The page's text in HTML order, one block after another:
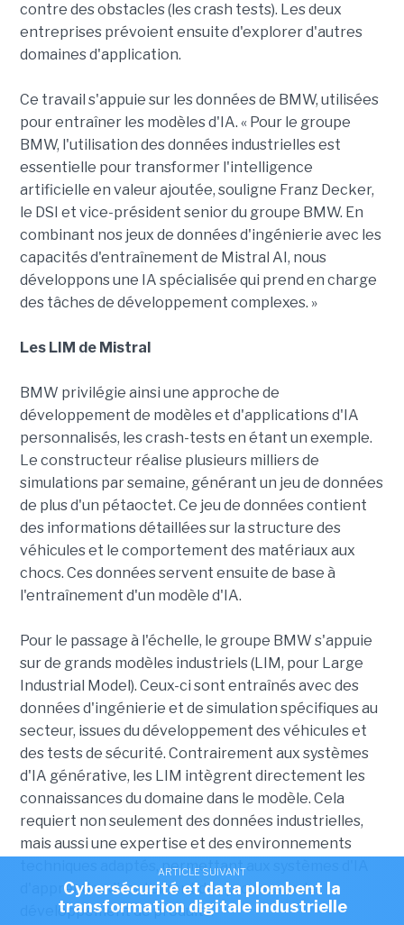
contre des obstacles (les crash tests). Les deux
entreprises prévoient ensuite d'explorer d'autres
domaines d'application.
Ce travail s'appuie sur les données de BMW, utilisées
pour entraîner les modèles d'IA. « Pour le groupe
BMW, l'utilisation des données industrielles est
essentielle pour transformer l'intelligence
artificielle en valeur ajoutée, souligne Franz Decker,
le DSI et vice-président senior du groupe BMW. En
combinant nos jeux de données d'ingénierie avec les
capacités d'entraînement de Mistral AI, nous
développons une IA spécialisée qui prend en charge
des tâches de développement complexes. »
Les LIM de Mistral
BMW privilégie ainsi une approche de
développement de modèles et d'applications d'IA
personnalisés, les crash-tests en étant un exemple.
Le constructeur réalise plusieurs milliers de
simulations par semaine, générant un jeu de données
de plus d'un pétaoctet. Ce jeu de données contient
des informations détaillées sur la structure des
véhicules et le comportement des matériaux aux
chocs. Ces données servent ensuite de base à
l'entraînement d'un modèle d'IA.
Pour le passage à l'échelle, le groupe BMW s'appuie
sur de grands modèles industriels (LIM, pour Large
Industrial Model). Ceux-ci sont entraînés avec des
données d'ingénierie et de simulation spécifiques au
secteur, issues du développement des véhicules et
des tests de sécurité. Contrairement aux systèmes
d'IA générative, les LIM intègrent directement les
connaissances du domaine dans le modèle. Cela
requiert non seulement des données industrielles,
mais aussi une expertise et des environnements
techniques adaptés, permettant aux systèmes d'IA
d'apprendre directement des processus de
développement de produits.
ARTICLE SUIVANT
Cybersécurité et data plombent la
transformation digitale industrielle